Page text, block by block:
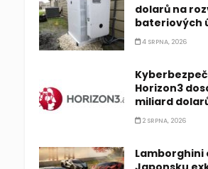
dolarů na
bateriových
4 SRPNA, 2026
Horizon3
miliard
2 SRPNA, 2026
Lamborghini